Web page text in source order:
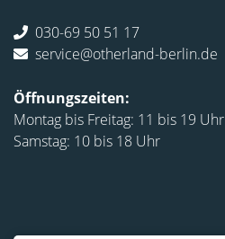
030-69 50 51 17
service@otherland-berlin.de
Öffnungszeiten:
Montag bis Freitag: 11 bis 19 Uhr
Samstag: 10 bis 18 Uhr